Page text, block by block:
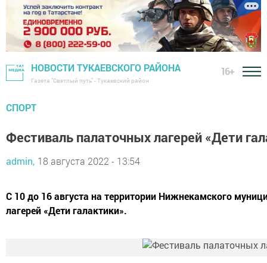
НОВОСТИ ТУКАЕВСКОГО РАЙОНА
Газета "Светлый путь" - Тукаевский район
16+
СПОРТ
Фестиваль палаточных лагерей «Дети
admin, 18 августа 2022 - 13:54
С 10 до 16 августа на территории Нижнекамского
лагерей «Дети галактики».